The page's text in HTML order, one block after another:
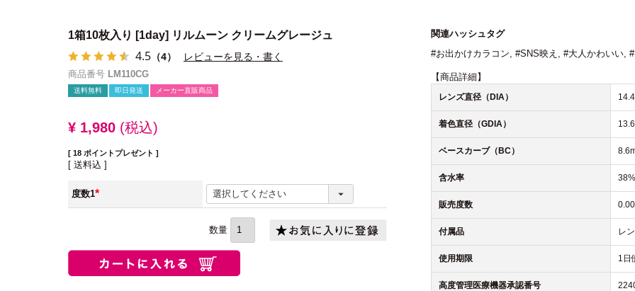
1箱10枚入り [1day] リルムーン クリームグレージュ
4.5 （4） レビューを見る・書く
商品番号 LM110CG
送料無料 即日発送 メーカー直販商品
¥ 1,980 税込
[ 18 ポイントプレゼント ]
送料込
度数1
(必
関連ハッシュタグ
#お出かけカラコン, #SNS映え , #大人かわいい,
【商品詳細】
レンズ直径（DIA）
着色直径（GDIA）
ベースカーブ（BC）
含水率 38%
販売度数
付属品 レ
使用期限 1日
高度管理医療機器承認番号